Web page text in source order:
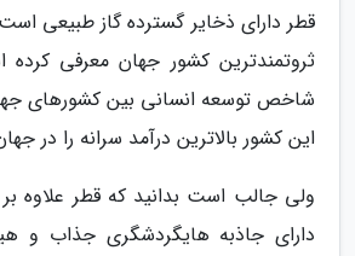
قطر دارای ذخایر گسترده گاز طبیعی
ثروتمندترین کشور جهان معرفی کرده
شاخص توسعه انسانی بین کشورهای
این کشور بالاترین درآمد سرانه را در
ولی جالب است بدانید که قطر علاوه
دارای جاذبه هایگردشگری جذاب و